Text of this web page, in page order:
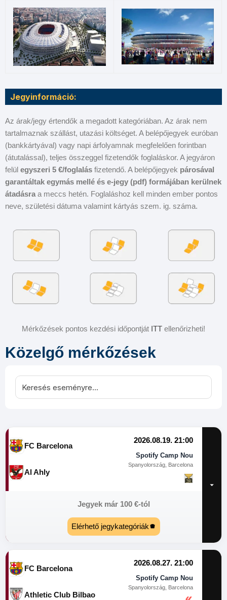
Jegyinformáció:
Az árak/jegy értendők a megadott kategóriában. Az árak nem
tartalmaznak szállást, utazási költséget. A belépőjegyek euróban
(bankkártyával) vagy napi árfolyamnak megfelelően forintban
(átutalással), teljes összeggel fizetendők foglaláskor. A jegyáron
felül egyszeri 5 €/foglalás fizetendő. A belépőjegyek párosával
garantáltak egymás mellé és e-jegy (pdf) formájában kerülnek
átadásra a meccs hetén. Foglaláshoz kell minden ember pontos
neve, születési dátuma valamint kártyás szem. ig. száma.
Mérkőzések pontos kezdési időpontját ITT ellenőrizheti!
Közelgő mérkőzések
FC Barcelona
2026.08.19. 21:00
Spotify Camp Nou
Spanyolország, Barcelona
Al Ahly
Jegyek már 100 €-tól
Elérhető jegykategóriák
FC Barcelona
2026.08.27. 21:00
Spotify Camp Nou
Spanyolország, Barcelona
Athletic Club Bilbao